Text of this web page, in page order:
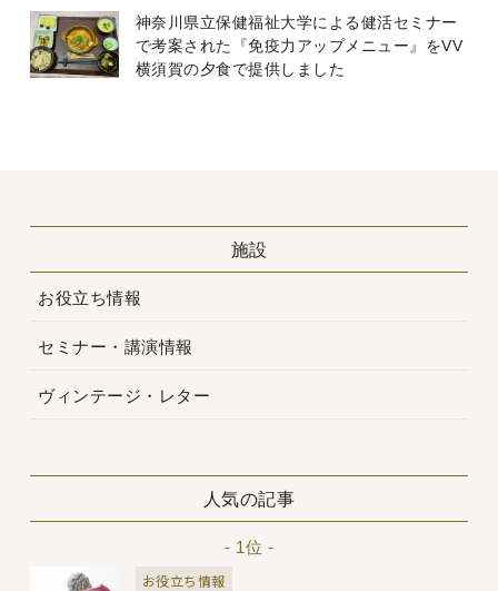
神奈川県立保健福祉大学による健活セミナー
で考案された『免疫力アップメニュー』をVV
横須賀の夕食で提供しました
施設
お役立ち情報
セミナー・講演情報
ヴィンテージ・レター
人気の記事
- 1位 -
お役立ち情報